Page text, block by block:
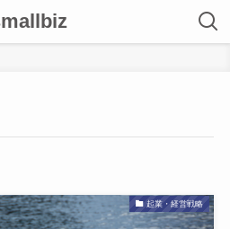
起業・経営戦略